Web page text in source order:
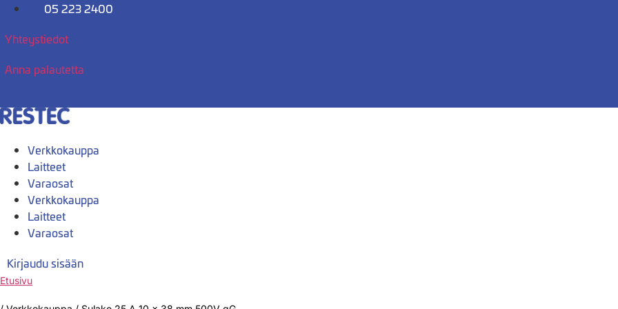
Mene
05 223 2400
Yhteystiedot
Anna palautetta
Verkkokauppa
Laitteet
Varaosat
Verkkokauppa
Laitteet
Varaosat
Kirjaudu sisään
Etusivu